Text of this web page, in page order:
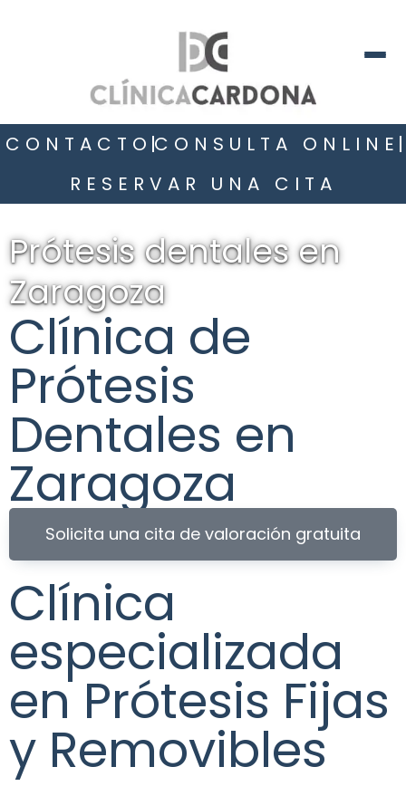
CONTACTO CONSULTA ONLINE
RESERVAR UNA CITA
Prótesis dentales en
Zaragoza
Clínica de
Prótesis
Dentales en
Zaragoza
Solicita una cita de valoración gratuita
Clínica
especializada
en Prótesis Fijas
y Removibles